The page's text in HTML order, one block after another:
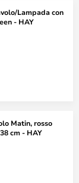
Lampada con
- HAY
Matin, rosso
cm - HAY